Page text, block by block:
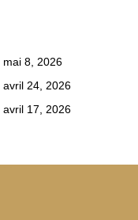
mai 8, 2026
avril 24, 2026
avril 17, 2026